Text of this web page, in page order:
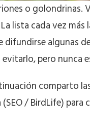
o golondrinas.
lista cada vez
difundirse algunas
pero nunca
comparto
/ BirdLife)